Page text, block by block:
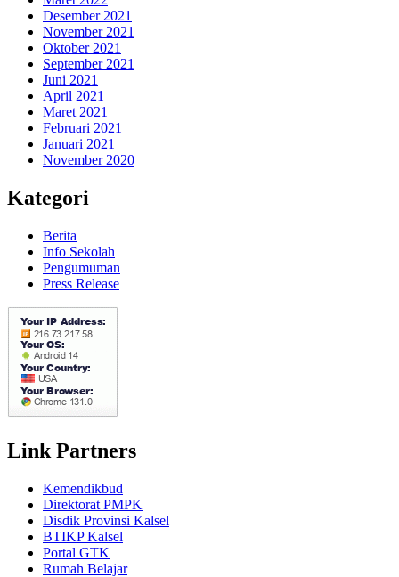
Desember 2021
November 2021
Oktober 2021
September 2021
Juni 2021
April 2021
Maret 2021
Februari 2021
Januari 2021
November 2020
Kategori
Berita
Info Sekolah
Pengumuman
Press Release
Link Partners
Kemendikbud
Direktorat PMPK
Disdik Provinsi Kalsel
BTIKP Kalsel
Portal GTK
Rumah Belajar